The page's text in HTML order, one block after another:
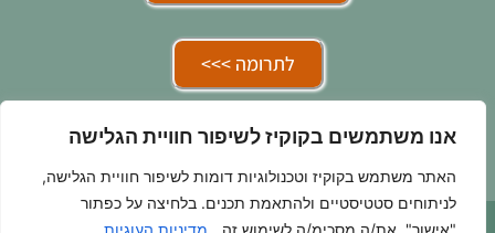
אנו משתמשים בקוקיז לשיפור חוויית הגלישה
האתר משתמש בקוקיז וטכנולוגיות דומות לשיפור חוויית הגלישה,
לניתוחים סטטיסטיים ולהתאמת תכנים. בלחיצה על כפתור
"אישור", את/ה מסכימ/ה לשימוש זה.
מדיניות העוגיות
לתרומה >>>
בואו להתנדב איתנו >>>